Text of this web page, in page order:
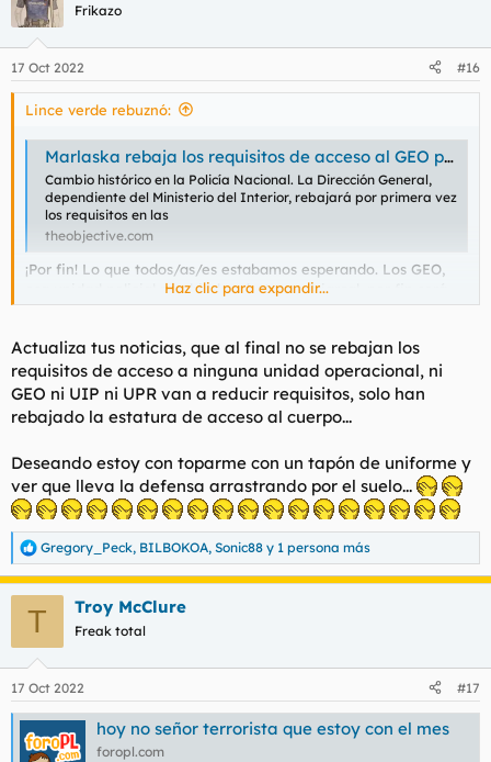
c
i
e
s
Frikazo
17 Oct 2022 #16
Lince verde rebuznó:
Marlaska rebaja los requisitos de acceso al GEO para facilitar la entrada de mujeres
Cambio histórico en la Policía Nacional. La Dirección General,
dependiente del Ministerio del Interior, rebajará por primera vez
los requisitos en las
theobjective.com
¡Por fin! Lo que todos/as/es estabamos esperando. Los GEO,
esa unidad policial machirula y heteropatriarcal, por fin será
inclusiva. Van a rebajar las pruebas para asegurarse de que
misiones, porque si no, jodidos/as/es van.
En fin, espero que dentro de poco metan cuotas raciales
también.
Haz clic para expandir...
Actualiza tus noticias, que al final no se rebajan los
requisitos de acceso a ninguna unidad operacional, ni
GEO ni UIP ni UPR van a reducir requisitos, solo han
rebajado la estatura de acceso al cuerpo...
Deseando estoy con toparme con un tapón de uniforme y
ver que lleva la defensa arrastrando por el suelo...
R
e
e
s
Gregory_Peck, BILBOKOA, Sonic88 y 1 persona más
T Troy McClure
Freak total
17 Oct 2022 #17
hoy no señor terrorista que estoy con el mes
foropl.com